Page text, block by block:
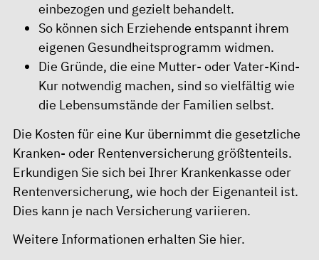
einbezogen und gezielt behandelt.
So können sich Erziehende entspannt ihrem
eigenen Gesundheitsprogramm widmen.
Die Gründe, die eine Mutter- oder Vater-Kind-
Kur notwendig machen, sind so vielfältig wie
die Lebensumstände der Familien selbst.
Die Kosten für eine Kur übernimmt die gesetzliche
Kranken- oder Rentenversicherung größtenteils.
Erkundigen Sie sich bei Ihrer Krankenkasse oder
Rentenversicherung, wie hoch der Eigenanteil ist.
Dies kann je nach Versicherung variieren.
Weitere Informationen erhalten Sie hier.